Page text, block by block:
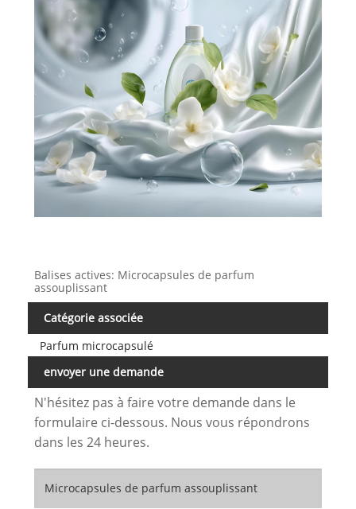
Balises actives: Microcapsules de parfum
assouplissant
Catégorie associée
Parfum microcapsulé
envoyer une demande
N'hésitez pas à faire votre demande dans le
formulaire ci-dessous. Nous vous répondrons
dans les 24 heures.